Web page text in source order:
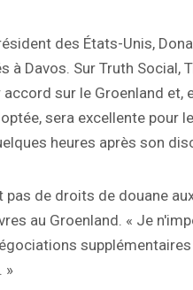
des États-Unis,
à Davos. Sur Truth
sur le Groenland et,
sera excellente pour
heures après son
pas de droits de douane
au Groenland. « Je
»